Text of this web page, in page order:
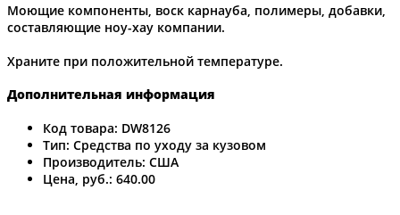
Моющие компоненты, воск карнауба, полимеры, добавки,
составляющие ноу-хау компании.
Храните при положительной температуре.
Дополнительная информация
Код товара: DW8126
Тип: Средства по уходу за кузовом
Производитель: США
Цена, руб.: 640.00